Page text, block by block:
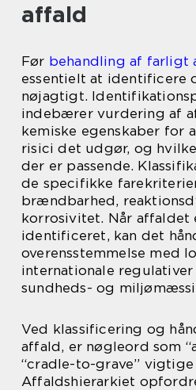
affald
Før behandling af farligt
essentielt at identificere
nøjagtigt.
indebærer vurdering af
kemiske egenskaber for
risici det udgør, og
der er passende.
de specifikke
brændbarhed,
korrosivitet. Når affaldet
identificeret, kan det
overensstemmelse med
internationale
sundheds- og
Ved klassificering og
affald, er nøgleord som
“cradle-to-grave”
Affaldshierarkiet